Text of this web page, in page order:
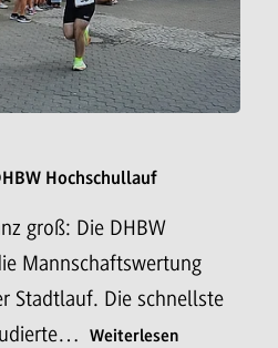
Hochschullauf
groß: Die DHBW
Mannschaftswertung
Stadtlauf. Die schnellste
Weiterlesen